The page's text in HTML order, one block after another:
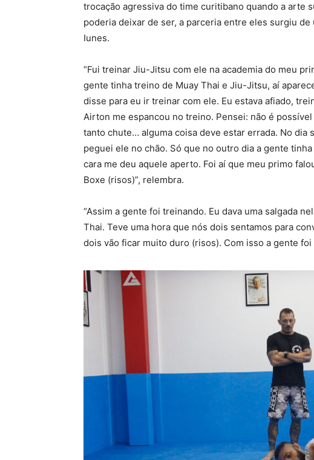
trocação agressiva do time curitibano quando a arte
poderia deixar de ser, a parceria entre eles surgiu
Iunes.
“Fui treinar Jiu-Jitsu com ele na academia do meu
gente tinha treino de Muay Thai e Jiu-Jitsu, aí
disse para eu ir treinar com ele. Eu estava afiado,
Airton me espancou no treino. Pensei: não é
tanto chute… alguma coisa deve estar errada. No dia
peguei ele no chão. Só que no outro dia a gente
cara me deu aquele aperto. Foi aí que meu primo
Boxe (risos)”, relembra.
“Assim a gente foi treinando. Eu dava uma salgada
Thai. Teve uma hora que nós dois sentamos para
dois vão ficar muito duro (risos). Com isso a gente